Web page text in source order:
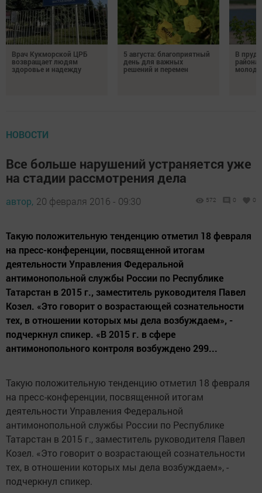
Врач Кукморской ЦРБ
возвращает людям
здоровье и надежду
5 августа: благоприятный
день для важных
решений и перемен
В
района
НОВОСТИ
Все больше нарушений устраняется уже
на стадии рассмотрения дела
автор, 20 февраля 2016 - 09:30 572 0 0
Такую положительную тенденцию отметил 18 февраля
на пресс-конференции, посвященной итогам
деятельности Управления Федеральной
антимонопольной службы России по Республике
Татарстан в 2015 г., заместитель руководителя Павел
Козел. «Это говорит о возрастающей сознательности
тех, в отношении которых мы дела возбуждаем», -
подчеркнул спикер. «В 2015 г. в сфере
антимонопольного контроля возбуждено 299...
Такую положительную тенденцию отметил 18 февраля
на пресс-конференции, посвященной итогам
деятельности Управления Федеральной
антимонопольной службы России по Республике
Татарстан в 2015 г., заместитель руководителя Павел
Козел. «Это говорит о возрастающей сознательности
тех, в отношении которых мы дела возбуждаем», -
подчеркнул спикер.